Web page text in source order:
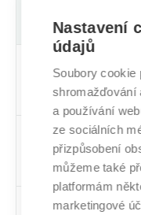
technologie
SMART
Číslicové
zpracování
obrazů
Odborná
Nastavení
údajů
Soubory cookie
shromažďování
a používání
ze sociálních
přizpůsobení
můžeme také
platformám
marketingové